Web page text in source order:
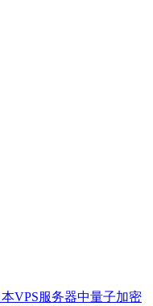
本VPS服务器中量子加密